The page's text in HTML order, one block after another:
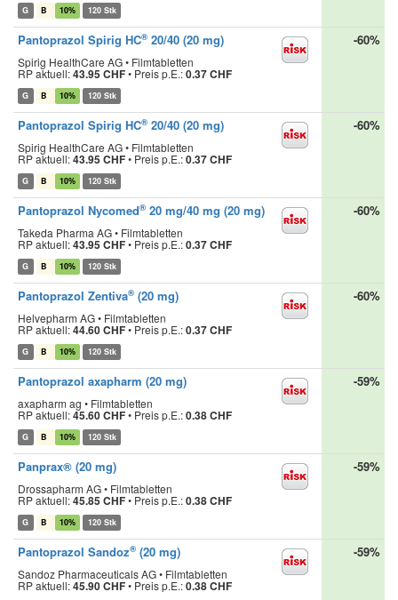
G B 10% 120 Stk
Pantoprazol Spirig HC® 20/40 (20 mg)
Spirig HealthCare AG • Filmtabletten
RP aktuell:43.95 CHF• Preis p.E.:0.37 CHF
G B 10% 120 Stk
-60%
Pantoprazol Spirig HC® 20/40 (20 mg)
Spirig HealthCare AG • Filmtabletten
RP aktuell:43.95 CHF• Preis p.E.:0.37 CHF
G B 10% 120 Stk
-60%
Pantoprazol Nycomed® 20 mg/40 mg (20 mg)
Takeda Pharma AG • Filmtabletten
RP aktuell:43.95 CHF• Preis p.E.:0.37 CHF
G B 10% 120 Stk
-60%
Pantoprazol Zentiva® (20 mg)
Helvepharm AG • Filmtabletten
RP aktuell:44.60 CHF• Preis p.E.:0.37 CHF
G B 10% 120 Stk
-60%
Pantoprazol axapharm (20 mg)
axapharm ag • Filmtabletten
RP aktuell:45.60 CHF• Preis p.E.:0.38 CHF
G B 10% 120 Stk
-59%
Panprax® (20 mg)
Drossapharm AG • Filmtabletten
RP aktuell:45.85 CHF• Preis p.E.:0.38 CHF
G B 10% 120 Stk
-59%
Pantoprazol Sandoz® (20 mg)
Sandoz Pharmaceuticals AG • Filmtabletten
RP aktuell:45.90 CHF• Preis p.E.:0.38 CHF
-59%